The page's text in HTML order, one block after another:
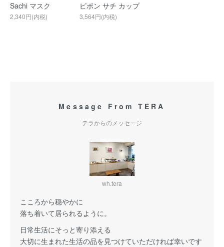
Sachi マスク
2,340円(内税)
ピポン サチ カップ
3,564円(内税)
Message From TERA
テラからのメッセージ
wh.tera
こころから穏やかに
落ち着いて居られるように。
日常生活にそっと寄り添える
大切に生まれた生活の品を見つけていただければ幸いです